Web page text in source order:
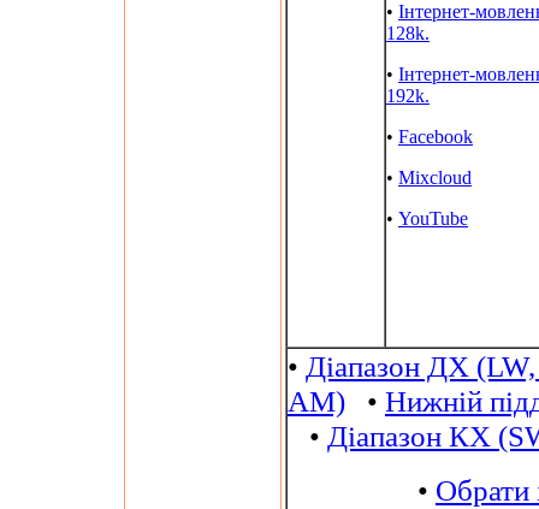
• Інтернет-
128k.
• Інтернет-
192k.
• Facebook
• Mixcloud
• YouTube
• Діапазон ДХ
AM) • Нижній
• Діапазон КХ
• Обрати